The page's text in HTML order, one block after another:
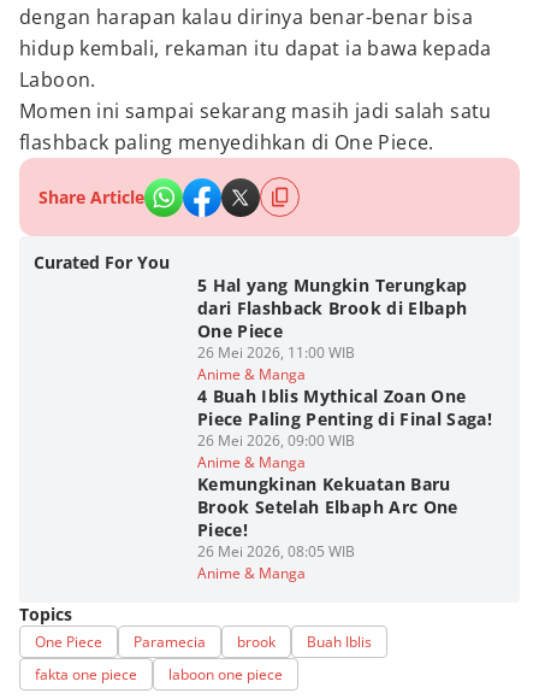
dengan harapan kalau dirinya benar-benar bisa
hidup kembali, rekaman itu dapat ia bawa kepada
Laboon.
Momen ini sampai sekarang masih jadi salah satu
flashback paling menyedihkan di One Piece.
Share Article
Curated For You
5 Hal yang Mungkin Terungkap
dari Flashback Brook di Elbaph
One Piece
26 Mei 2026, 11:00 WIB
Anime & Manga
4 Buah Iblis Mythical Zoan One
Piece Paling Penting di Final Saga!
26 Mei 2026, 09:00 WIB
Anime & Manga
Kemungkinan Kekuatan Baru
Brook Setelah Elbaph Arc One
Piece!
26 Mei 2026, 08:05 WIB
Anime & Manga
Topics
One Piece Paramecia brook
Buah Iblis
fakta one piece
laboon one piece